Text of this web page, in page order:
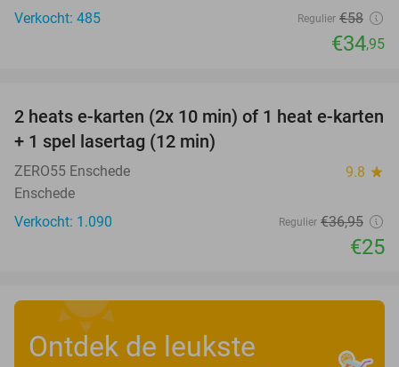
Verkocht: 485
Regulier €58
€34,95
32%
2 heats e-karten (2x 10 min) of 1 heat e-karten
+ 1 spel lasertag (12 min)
ZERO55 Enschede 9.8 star
Enschede
Verkocht: 1.090
Regulier €36,95
€25
Ontdek de leukste